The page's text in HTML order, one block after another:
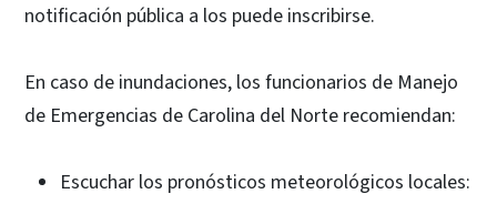
notificación pública a los puede inscribirse.
En caso de inundaciones, los funcionarios de Manejo
de Emergencias de Carolina del Norte recomiendan:
Escuchar los pronósticos meteorológicos locales: